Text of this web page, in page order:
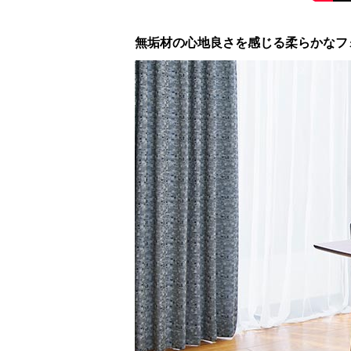
無垢材の心地良さを感じる柔らかなフ